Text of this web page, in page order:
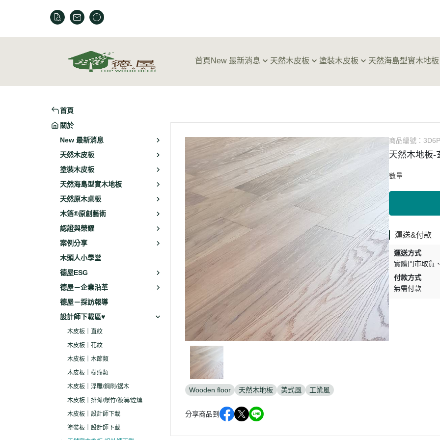
首頁 New 最新消息 天然木皮板
天然木皮板｜樹瘤類、排骨紋
天然木皮板｜現品專區
塗裝木皮板
塗裝板新色專區
天然海島型實木地板
首頁
關於
New 最新消息
天然木皮板
塗裝木皮板
天然海島型實木地板
天然原木桌板
木箔®原創藝術
認證與榮耀
案例分享
木頭人小學堂
德屋ESG
德屋－企業沿革
德屋－採訪報導
設計師下載區♥
木皮板｜直紋
木皮板｜花紋
木皮板｜木節類
木皮板｜樹瘤類
木皮板｜浮雕/鋼刷/鋸木
木皮板｜排骨/爆竹/漩渦/煙燻
木皮板｜設計師下載
塗裝板｜設計師下載
Wooden floor 天然木地板 美式風 工業風
分享商品到
商品編號：
天然木地板-
數量
運送&付款
運送方式
實體門市取貨
付款方式
無需付款